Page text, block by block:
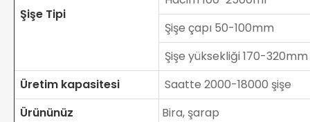
Şişe Tipi
Şişe çapı 50-100mm
Şişe yüksekliği 170-320mm
Üretim kapasitesi
Saatte 2000-18000 şişe
Ürününüz
Bira, şarap